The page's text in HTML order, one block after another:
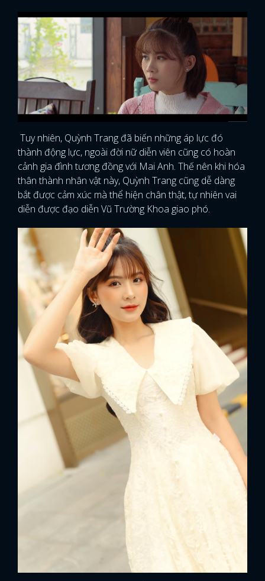
Tuy nhiên, Quỳnh Trang đã biến những áp lực đó
thành động lực, ngoài đời nữ diễn viên cũng có hoàn
cảnh gia đình tương đồng với Mai Anh. Thế nên khi hóa
thân thành nhân vật này, Quỳnh Trang cũng dễ dàng
bắt được cảm xúc mà thể hiện chân thật, tự nhiên vai
diễn được đạo diễn Vũ Trường Khoa giao phó.